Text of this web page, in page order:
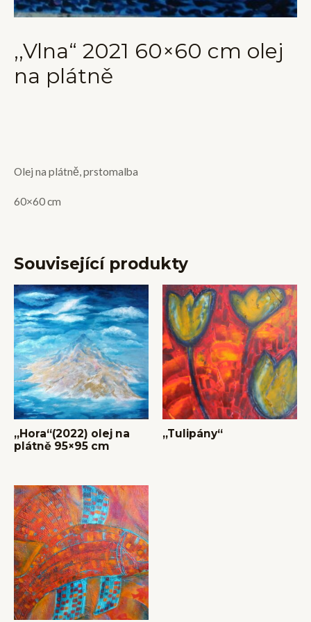
,,Vlna“ 2021 60×60 cm olej
na plátně
Olej na plátně, prstomalba
60×60 cm
Související produkty
,,Hora“(2022) olej na
plátně 95×95 cm
,,Tulipány“